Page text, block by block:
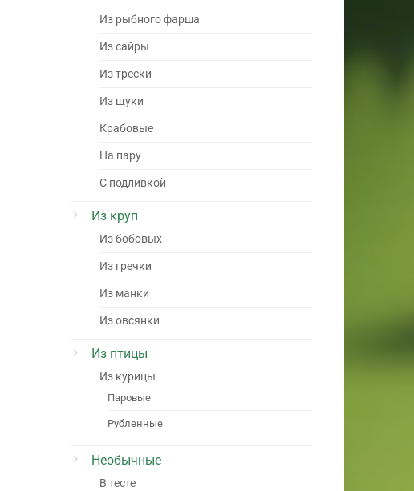
Из рыбного фарша
Из сайры
Из трески
Из щуки
Крабовые
На пару
С подливкой
Из круп
Из бобовых
Из гречки
Из манки
Из овсянки
Из птицы
Из курицы
Паровые
Рубленные
Необычные
В тесте